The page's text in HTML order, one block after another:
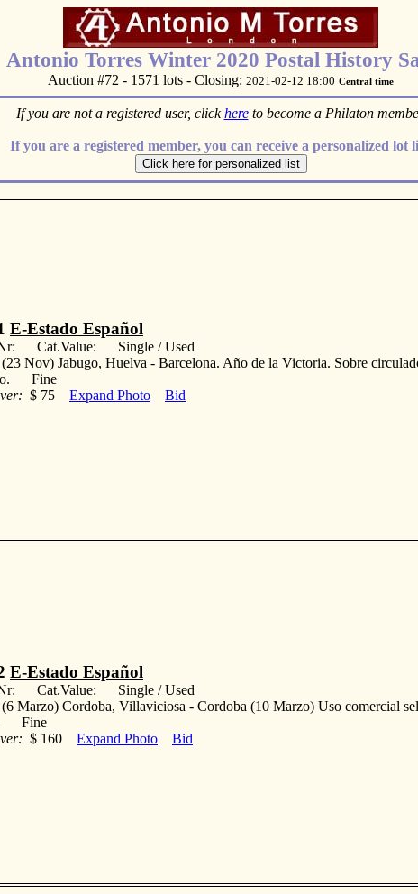
Antonio Torres Winter 2020 Postal History
Auction #72 - 1571 lots - Closing: 2021-02-12 18:00 Central time
If you are not a registered user, clickhereto become a Philaton
If you are a registered member, you can receive a personalized lot
E-Estado Español
Cat.Value: Single / Used
Nov) Jabugo, Huelva - Barcelona. Año de la Victoria. Sobre
Fine
$ 75 Expand Photo Bid
E-Estado Español
Cat.Value: Single / Used
Marzo) Cordoba, Villaviciosa - Cordoba (10 Marzo) Uso comercial
Fine
$ 160 Expand Photo Bid